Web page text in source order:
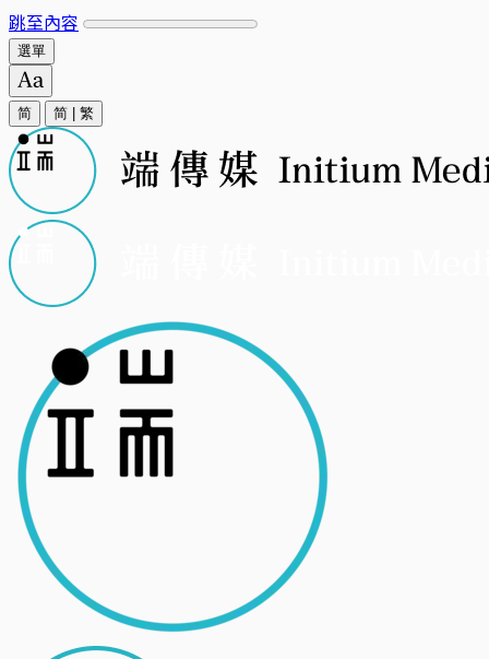
跳至內容
選單
简 简 繁